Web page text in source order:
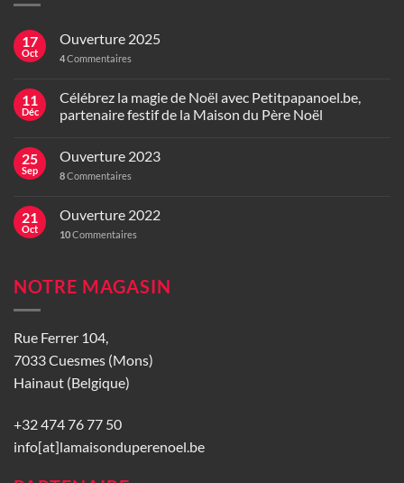
17
Oct
Ouverture 2025
4Commentaires
11
Déc
Célébrez la magie de Noël avec Petitpapanoel.be,
partenaire festif de la Maison du Père Noël
25
Sep
Ouverture 2023
8Commentaires
21
Oct
Ouverture 2022
10Commentaires
NOTRE MAGASIN
Rue Ferrer 104,
7033 Cuesmes (Mons)
Hainaut (Belgique)
+32 474 76 77 50
info[at]lamaisonduperenoel.be